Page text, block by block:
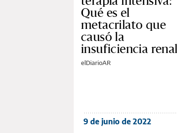
Qué es el
metacrilato que
causó la
insuficiencia renal
elDiarioAR
9 de junio de 2022